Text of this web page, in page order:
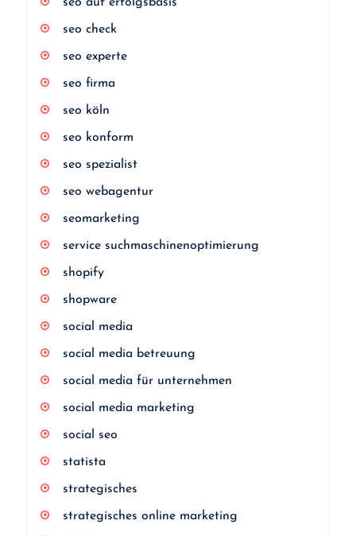
seo check
seo experte
seo firma
seo köln
seo konform
seo spezialist
seo webagentur
seomarketing
service suchmaschinenoptimierung
shopify
shopware
social media
social media betreuung
social media für unternehmen
social media marketing
social seo
statista
strategisches
strategisches online marketing